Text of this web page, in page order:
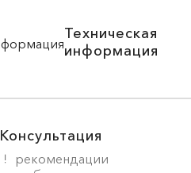
Техническая
информация
Консультация
рекомендации